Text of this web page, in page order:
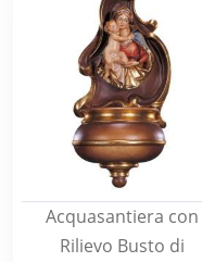
Acquasantiera con
Rilievo Busto di